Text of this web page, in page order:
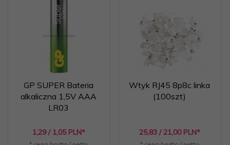
GP SUPER Bateria
alkaliczna 1,5V AAA
LR03
1,29 / 1,05 PLN*
Wtyk RJ45 8p8c linka
(100szt)
25,83 / 21,00 PLN*